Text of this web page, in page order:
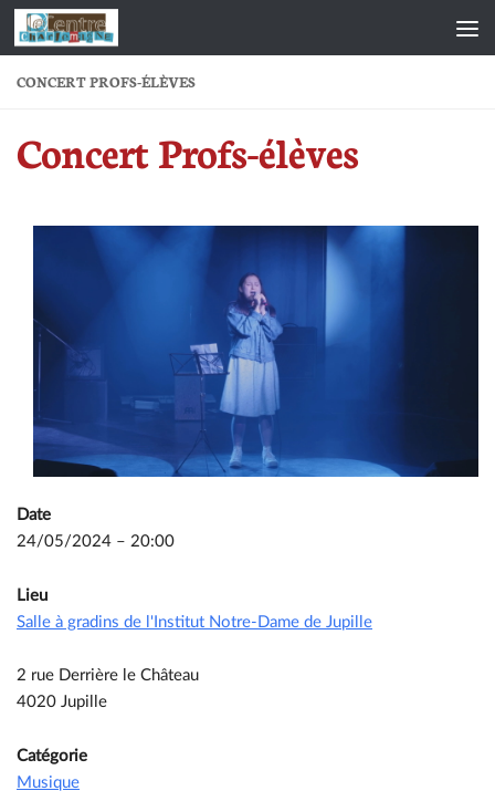
Skip to content
CONCERT PROFS-ÉLÈVES
Concert Profs-élèves
Date
24/05/2024 – 20:00
Lieu
Salle à gradins de l'Institut Notre-Dame de Jupille
2 rue Derrière le Château
4020 Jupille
Catégorie
Musique